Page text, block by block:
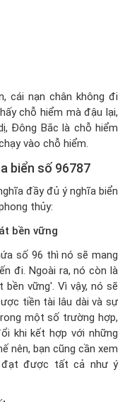
cái nạn chân không đi
chỗ hiểm mà đậu lại,
Đông Bắc là chỗ hiểm
vào chỗ hiểm.
biển số 96787
đầy đủ ý nghĩa biển
thủy:
bền vững
số 96 thì nó sẽ mang
đi. Ngoài ra, nó còn là
vững'. Vì vậy, nó sẽ
tiền tài lâu dài và sự
một số trường hợp,
khi kết hợp với những
nên, bạn cũng cần xem
đạt được tất cả như ý